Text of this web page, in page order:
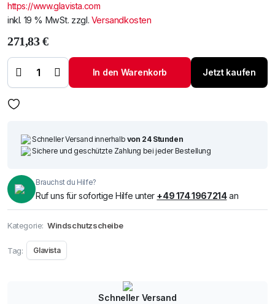
https://www.glavista.com
inkl. 19 % MwSt. zzgl. Versandkosten
271,83€
Frontscheibe VW Touareg
02-
Menge
In den Warenkorb Jetzt kaufen
Schneller Versand innerhalb von 24 Stunden
Sichere und geschützte Zahlung bei jeder Bestellung
Brauchst du Hilfe?
Ruf uns für sofortige Hilfe unter +49 174 1967214an
Kategorie: Windschutzscheibe
Tag: Glavista
Schneller Versand